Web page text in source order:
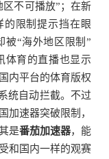
不可播放”；在新
限制提示挡在眼
被“海外地区限制”
体育的直播也显示
内平台的体育版权
统自动拦截。不过
加速器突破限制，
是番茄加速器，能
和国内一样的观赛